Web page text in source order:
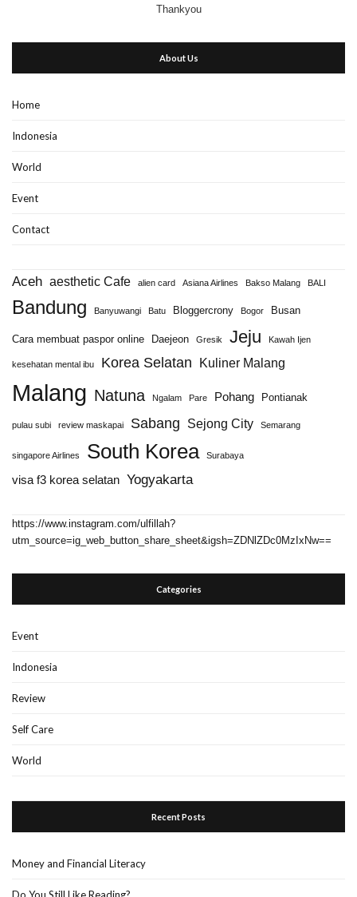
Thankyou
About Us
Home
Indonesia
World
Event
Contact
Aceh aesthetic Cafe alien card Asiana Airlines Bakso Malang BALI
Bandung Banyuwangi Batu Bloggercrony Bogor Busan
Cara membuat paspor online Daejeon Gresik Jeju Kawah Ijen
kesehatan mental ibu Korea Selatan Kuliner Malang
Malang Natuna Ngalam Pare Pohang Pontianak
pulau subi review maskapai Sabang Sejong City Semarang
singapore Airlines South Korea Surabaya
visa f3 korea selatan Yogyakarta
https://www.instagram.com/ulfillah?
utm_source=ig_web_button_share_sheet&igsh=ZDNlZDc0MzIxNw==
Categories
Event
Indonesia
Review
Self Care
World
Recent Posts
Money and Financial Literacy